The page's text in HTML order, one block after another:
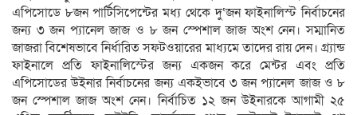
এপিসোডে ৮জন পার্টিসিপেন্টের মধ্য থেকে দু‘জন ফাইনালিস্ট নির্বাচনের
জন্য ৩ জন প্যানেল জাজ ও ৮ জন স্পেশাল জাজ অংশ নেন। সম্মানিত
জাজরা বিশেষভাবে নির্ধারিত সফটওয়ারের মাধ্যমে তাদের রায় দেন। গ্র্যান্ড
ফাইনালে প্রতি ফাইনালিস্টের জন্য একজন করে মেন্টর এবং প্রতি
এপিসোডের উইনার নির্বাচনের জন্য একইভাবে ৩ জন প্যানেল জাজ ও ৮
জন স্পেশাল জাজ অংশ নেন। নির্বাচিত ১২ জন উইনারকে আগামী ২৫